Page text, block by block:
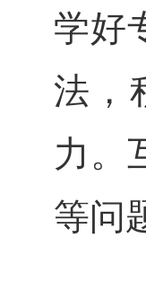
学好
法，
力。
等问